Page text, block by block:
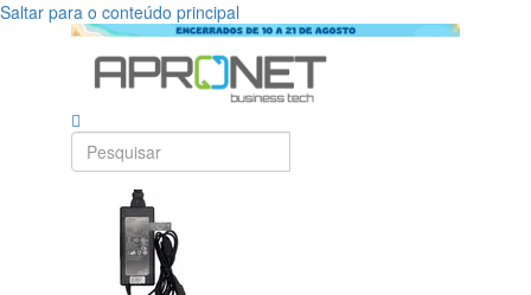
Saltar para o conteúdo principal